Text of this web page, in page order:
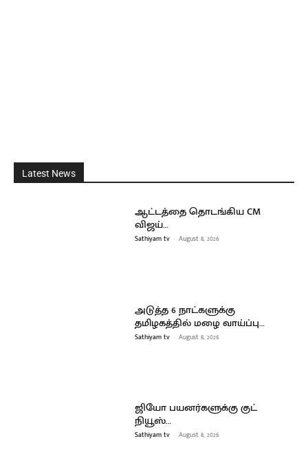
Latest News
ஆட்டத்தை தொடங்கிய CM
விஜய்…
Sathiyam tv - August 8, 2026
அடுத்த 6 நாட்களுக்கு
தமிழகத்தில் மழை வாய்ப்பு…
Sathiyam tv - August 8, 2026
ஜியோ பயனர்களுக்கு குட்
நியூஸ்…
Sathiyam tv - August 8, 2026